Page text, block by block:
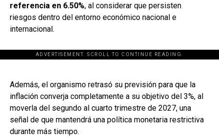
referencia en 6.50%, al considerar que persisten
riesgos dentro del entorno económico nacional e
internacional.
ADVERTISEMENT. SCROLL TO CONTINUE READING.
[adsforwp id="243463"]
Además, el organismo retrasó su previsión para que la
inflación converja completamente a su objetivo del 3%, al
moverla del segundo al cuarto trimestre de 2027, una
señal de que mantendrá una política monetaria restrictiva
durante más tiempo.